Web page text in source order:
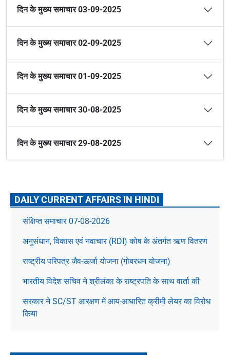
दिन के मुख्य समाचार 03-09-2025
दिन के मुख्य समाचार 02-09-2025
दिन के मुख्य समाचार 01-09-2025
दिन के मुख्य समाचार 30-08-2025
दिन के मुख्य समाचार 29-08-2025
DAILY CURRENT AFFAIRS IN HINDI
संक्षिप्त समाचार 07-08-2026
अनुसंधान, विकास एवं नवाचार (RDI) कोष के अंतर्गत ऋण वितरण
राष्ट्रीय परिपत्र जैव-ऊर्जा योजना (गोबरधन योजना)
भारतीय विदेश सचिव ने श्रीलंका के राष्ट्रपति के साथ वार्ता की
सरकार ने SC/ST आरक्षण में आय-आधारित क्रीमी लेयर का विरोध
किया